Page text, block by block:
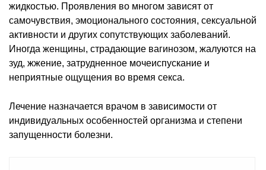
жидкостью. Проявления во многом зависят от
самочувствия, эмоционального состояния, сексуальной
активности и других сопутствующих заболеваний.
Иногда женщины, страдающие вагинозом, жалуются на
зуд, жжение, затрудненное мочеиспускание и
неприятные ощущения во время секса.
Лечение назначается врачом в зависимости от
индивидуальных особенностей организма и степени
запущенности болезни.